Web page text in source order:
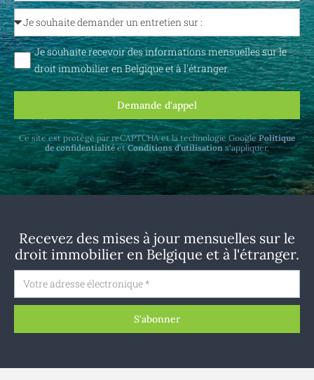
Je souhaite recevoir des informations mensuelles sur le
droit immobilier en Belgique et à l'étranger.
Demande d'appel
Ce site est protégé par reCAPTCHA et la technologie GooglePolitique
de confidentialitéetConditions d'utilisation s'appliquer.
Recevez des mises à jour mensuelles sur le
droit immobilier en Belgique et à l'étranger.
S'abonner